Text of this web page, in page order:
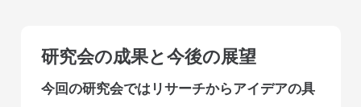
研究会の成果と今後の展望
今回の研究会ではリサーチからアイデアの具